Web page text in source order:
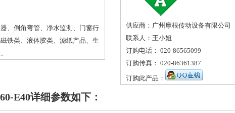
器、倒角弯管、净水监测、门窗行
铁类、液体胶类、滤纸产品、生
供应商：广州摩根传动设备有限公司
联系人：王小姐
订购电话： 020-86565099
订购传真： 020-86361387
订购此产品：
E40详细参数如下：